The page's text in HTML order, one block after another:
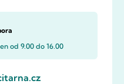
od 9.00 do 16.00